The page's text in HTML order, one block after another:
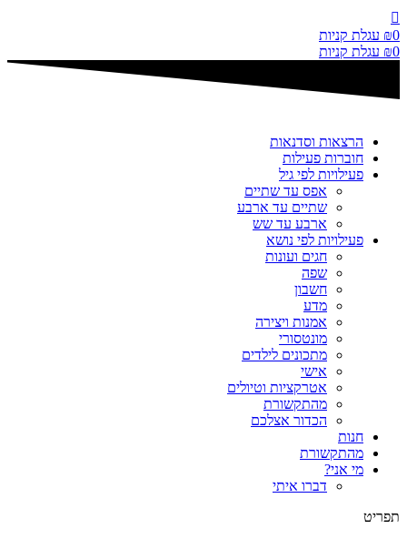
דלג
לתוכן
₪0
עגלת קניות
₪0 עגלת קניות
הרצאות וסדנאות
חוברות פעילות
פעילויות לפי גיל
אפס עד שתיים
שתיים עד ארבע
ארבע עד שש
פעילויות לפי נושא
חגים ועונות
שפה
חשבון
מדע
אמנות ויצירה
מונטסורי
מתכונים לילדים
אישי
אטרקציות וטיולים
מהתקשורת
הכדור אצלכם
חנות
מהתקשורת
מי אני?
דברו איתי
תפריט